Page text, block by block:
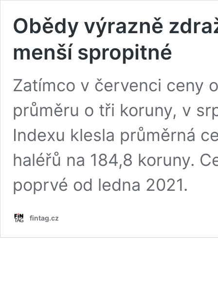
Obědy výrazně
menší spropitné
Zatímco v červenci ceny
průměru o tři koruny, v
Indexu klesla průměrná
haléřů na 184,8 koruny.
poprvé od ledna 2021.
fintag.cz